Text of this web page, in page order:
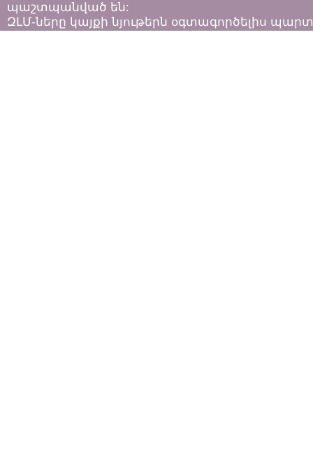
պաշտպանված են:
ԶԼՄ-ները կայքի նյութերն օգտագործելիս